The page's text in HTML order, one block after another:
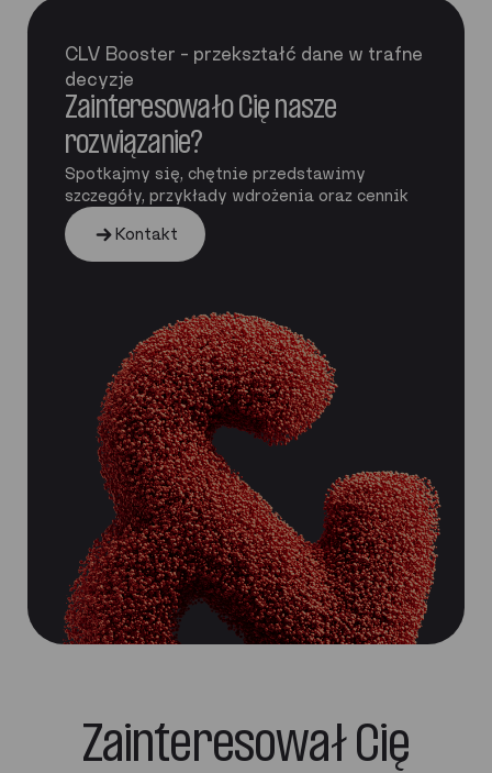
CLV Booster – przekształć dane w trafne
decyzje
Zainteresowało Cię nasze
rozwiązanie?
Spotkajmy się, chętnie przedstawimy
szczegóły, przykłady wdrożenia oraz cennik
Kontakt
Zainteresował Cię